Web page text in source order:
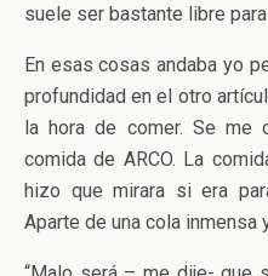
suele ser bastante libre para
En esas cosas andaba yo
profundidad en el otro
la hora de comer. Se me
comida de ARCO. La
hizo que mirara si era
Aparte de una cola inmensa